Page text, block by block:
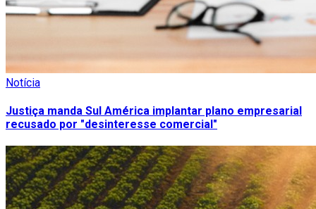
Notícia
Justiça manda Sul América implantar plano empresarial
recusado por "desinteresse comercial"